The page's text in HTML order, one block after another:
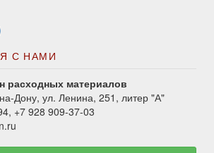
С НАМИ
расходных материалов
Дону, ул. Ленина, 251, литер "А"
+7 928 909-37-03